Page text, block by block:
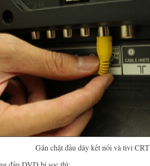
Gắn chặt đầu dây kết nối và tivi CRT